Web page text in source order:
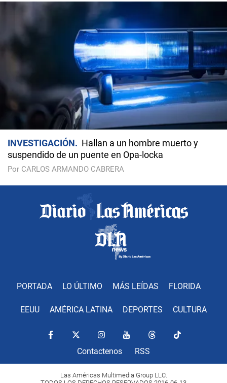
INVESTIGACIÓN
Hallan a un hombre muerto y
suspendido de un puente en Opa-locka
Por CARLOS ARMANDO CABRERA
PORTADA LO ÚLTIMO MÁS LEÍDAS FLORIDA
EEUU AMÉRICA LATINA DEPORTES CULTURA
Contactenos RSS
Las Américas Multimedia Group LLC.